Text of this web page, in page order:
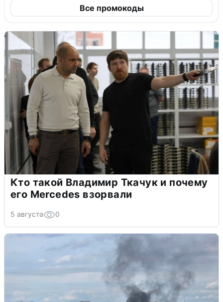
Все промокоды
Кто такой Владимир Ткачук и почему
его Mercedes взорвали
5 августа 0